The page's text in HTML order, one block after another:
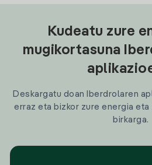
Kudeatu zure
mugikortasuna
Deskargatu doan Iberdrolaren
erraz eta bizkor zure energia
birkarga.